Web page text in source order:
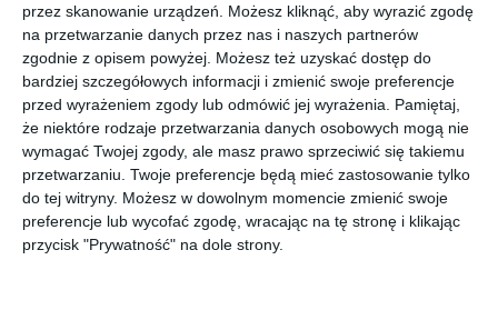
przez skanowanie urządzeń. Możesz kliknąć, aby wyrazić zgodę
na przetwarzanie danych przez nas i naszych partnerów
zgodnie z opisem powyżej. Możesz też uzyskać dostęp do
bardziej szczegółowych informacji i zmienić swoje preferencje
przed wyrażeniem zgody lub odmówić jej wyrażenia.
Pamiętaj,
że niektóre rodzaje przetwarzania danych osobowych mogą nie
wymagać Twojej zgody, ale masz prawo sprzeciwić się takiemu
przetwarzaniu. Twoje preferencje będą mieć zastosowanie tylko
do tej witryny. Możesz w dowolnym momencie zmienić swoje
preferencje lub wycofać zgodę, wracając na tę stronę i klikając
przycisk "Prywatność" na dole strony.
Niepołomi
ce.
Zniewolen
Edyta Swiętek
Operacja
Podmuch
Wiatru
Jorn Lier Horst
Świat
według
Kiepskich
Zwariowa
na
historia
kultowego
serialu
Polsatu
Jakub Jabłonka,
Paweł Łęczuk
117-
piętrowy
domek na
drzewie
Andy Griffiths,
Terry Denton
więcej w księgarni
Zmiany na Żeromskiego i kolejne inwestycje
Miasto rozpoczyna także przygotowania do kompleksowej